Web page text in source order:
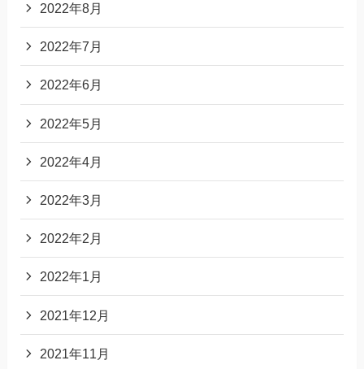
2022年8月
2022年7月
2022年6月
2022年5月
2022年4月
2022年3月
2022年2月
2022年1月
2021年12月
2021年11月